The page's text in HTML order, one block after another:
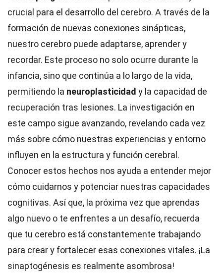
crucial para el desarrollo del cerebro. A través de la
formación de nuevas conexiones sinápticas,
nuestro cerebro puede adaptarse, aprender y
recordar. Este proceso no solo ocurre durante la
infancia, sino que continúa a lo largo de la vida,
permitiendo la neuroplasticidad y la capacidad de
recuperación tras lesiones. La investigación en
este campo sigue avanzando, revelando cada vez
más sobre cómo nuestras experiencias y entorno
influyen en la estructura y función cerebral.
Conocer estos hechos nos ayuda a entender mejor
cómo cuidarnos y potenciar nuestras capacidades
cognitivas. Así que, la próxima vez que aprendas
algo nuevo o te enfrentes a un desafío, recuerda
que tu cerebro está constantemente trabajando
para crear y fortalecer esas conexiones vitales. ¡La
sinaptogénesis es realmente asombrosa!